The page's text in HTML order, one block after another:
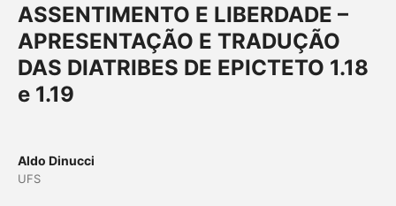
ASSENTIMENTO E LIBERDADE –
APRESENTAÇÃO E TRADUÇÃO
DAS DIATRIBES DE EPICTETO 1.18
e 1.19
Aldo Dinucci
UFS